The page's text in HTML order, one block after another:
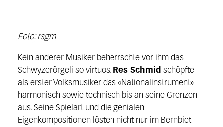
Foto: rsgm
Kein anderer Musiker beherrschte vor ihm das
Schwyzerörgeli so virtuos. Res Schmid schöpfte
als erster Volksmusiker das «Nationalinstrument»
harmonisch sowie technisch bis an seine Grenzen
aus. Seine Spielart und die genialen
Eigenkompositionen lösten nicht nur im Bernbiet